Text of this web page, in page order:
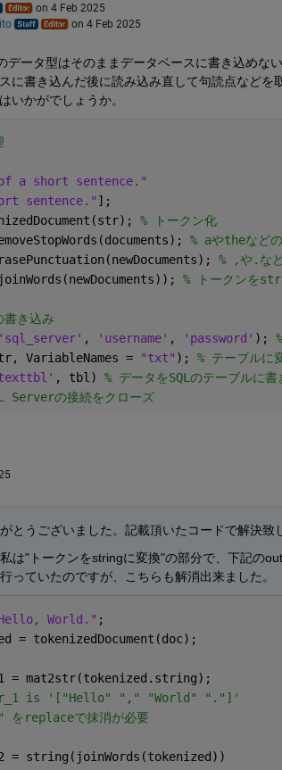
on 4 Feb 2025
on 4 Feb 2025
データ型はそのままデータベースに書き込めな
に書き込んだ後に読み込み直して句読点など
いかがでしょうか。
of a short sentence."
sentence." ];
% トークン化
% aやtheなど
% ,や.な
% トークンを
書き込み
'sql_server' , 'username' , 'password' );
VariableNames =
"txt" ); % テーブルに
, tbl) % データをSQLのテーブルに書
Serverの接続をクローズ
とうございました。記載頂いたコードで解決致
は"トークンをstringに変換"の部分で、下記の
っていたのですが、こちらも解消出来ました。
World." ;
= tokenizedDocument(doc);
= mat2str(tokenized.string);
is '["Hello" "," "World" "."]'
replaceで抹消が必要
= string(joinWords(tokenized))